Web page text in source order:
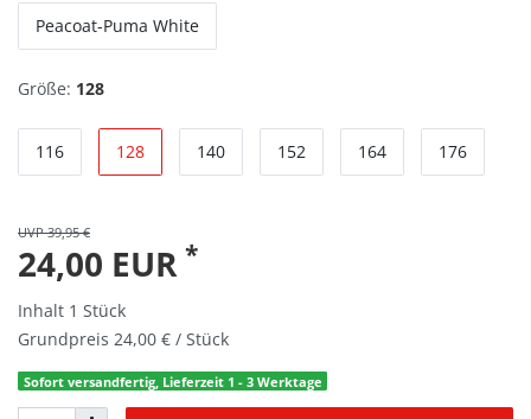
Peacoat-Puma White
Größe: 128
116 128 140 152 164 176
UVP 39,95 €
24,00 EUR *
Inhalt 1 Stück
Grundpreis 24,00 € / Stück
Sofort versandfertig, Lieferzeit 1 - 3 Werktage